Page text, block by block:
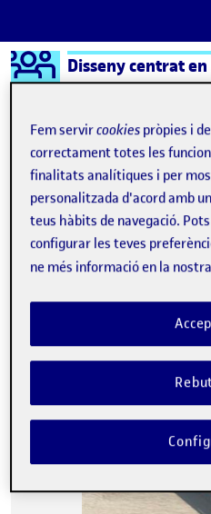
Saltar al contingut
Logo Ágora
Semestre 20232 - Aula 1 6
6 Maig, 2024
Preentrega PAC2
Publicat per
Andrea Martinez Prieto
Data de publicació
6 maig,
-1
Fem servircookies pròpies i
correctament totes les
finalitats analítiques i per
personalitzada d'acord amb
teus hàbits de navegació.
configurar les teves
ne més informació en la nostra